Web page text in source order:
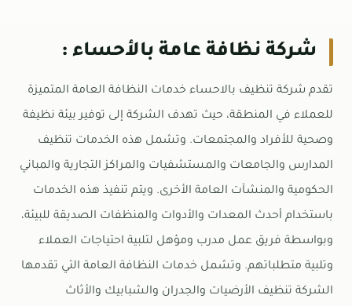
شركة نظافة عامة بالأحساء :
تقدم شركة تنظيف بالاحساء خدمات النظافة العامة المتميزة
للعملاء في المنطقة، حيث تهدف الشركة إلى توفير بيئة نظيفة
وصحية للأفراد والمجتمعات. وتشمل هذه الخدمات تنظيف
المدارس والجامعات والمستشفيات والمراكز التجارية والمباني
الحكومية والمنشآت العامة الأخرى. ويتم تنفيذ هذه الخدمات
باستخدام أحدث المعدات والأدوات والمنظفات الصديقة للبيئة،
وبواسطة فريق عمل مدرب ومؤهل لتلبية احتياجات العملاء
وتلبية متطلباتهم. وتشمل خدمات النظافة العامة التي تقدمها
الشركة تنظيف الأرضيات والجدران والشبابيك والأثاث